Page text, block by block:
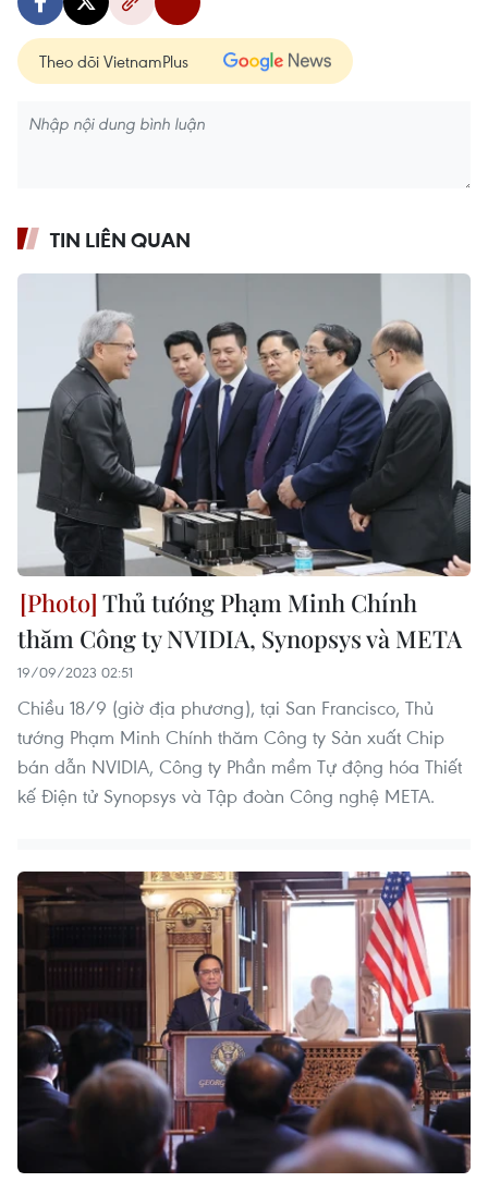
Theo dõi VietnamPlus
TIN LIÊN QUAN
Thủ tướng Phạm Minh Chính
thăm Công ty NVIDIA, Synopsys và META
19/09/2023 02:51
Chiều 18/9 (giờ địa phương), tại San Francisco, Thủ
tướng Phạm Minh Chính thăm Công ty Sản xuất Chip
bán dẫn NVIDIA, Công ty Phần mềm Tự động hóa Thiết
kế Điện tử Synopsys và Tập đoàn Công nghệ META.